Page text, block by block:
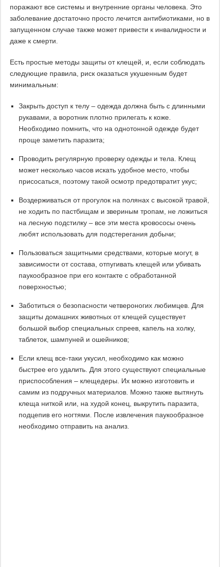
поражают все системы и внутренние органы человека. Это
заболевание достаточно просто лечится антибиотиками, но в
запущенном случае также может привести к инвалидности и
даже к смерти.
Есть простые методы защиты от клещей, и, если соблюдать
следующие правила, риск оказаться укушенным будет
минимальным:
Закрыть доступ к телу – одежда должна быть с длинными
рукавами, а воротник плотно прилегать к коже.
Необходимо помнить, что на однотонной одежде будет
проще заметить паразита;
Проводить регулярную проверку одежды и тела. Клещ
может несколько часов искать удобное место, чтобы
присосаться, поэтому такой осмотр предотвратит укус;
Воздерживаться от прогулок на полянах с высокой травой,
не ходить по пастбищам и звериным тропам, не ложиться
на лесную подстилку – все эти места кровососы очень
любят использовать для подстерегания добычи;
Пользоваться защитными средствами, которые могут, в
зависимости от состава, отпугивать клещей или убивать
паукообразное при его контакте с обработанной
поверхностью;
Заботиться о безопасности четвероногих любимцев. Для
защиты домашних животных от клещей существует
большой выбор специальных спреев, капель на холку,
таблеток, шампуней и ошейников;
Если клещ все-таки укусил, необходимо как можно
быстрее его удалить. Для этого существуют специальные
приспособления – клещедеры. Их можно изготовить и
самим из подручных материалов. Можно также вытянуть
клеща ниткой или, на худой конец, выкрутить паразита,
подцепив его ногтями. После извлечения паукообразное
необходимо отправить на анализ.